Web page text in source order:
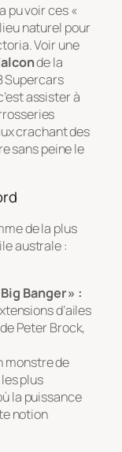
pu voir ces «
naturel pour
Voir une
de la
Supercars
assister à
crachant des
sans peine le
de la plus
australe :
Banger » :
d’ailes
Peter Brock,
monstre de
plus
la puissance
notion